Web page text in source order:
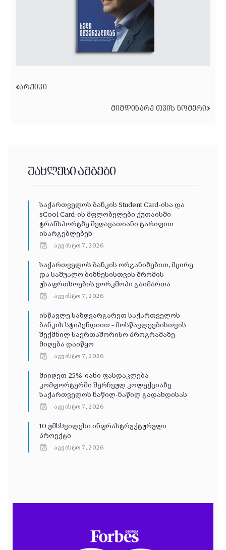
ᲐᲠᲥᲘᲕᲘ
ᲛᲘᲛᲓᲘᲜᲐᲠᲔ ᲗᲕᲘᲡ ᲜᲝᲛᲔᲠᲘ
უახლესი ამბები
საქართველოს ბანკის Student Card-ისა და
sCool Card-ის მფლობელები ქუთაისში
ტრანსპორტზე შეღავათიანი ტარიფით
ისარგებლებენ
აგვისტო 7, 2026
საქართველოს ბანკის ორგანიზებით, მცირე
და საშუალო ბიზნესისთვის შრომის
უსაფრთხოების ვორკშოპი გაიმართა
აგვისტო 7, 2026
ისწავლე საზღვარგარეთ საქართველოს
ბანკის სტიპენდიით – მოსწავლეებისთვის
შექმნილ საერთაშორისო პროგრამაზე
მიღება დაიწყო
აგვისტო 7, 2026
მიიღეთ 25%-იანი ფასდაკლება
კომფორტერში შერჩეულ კოლექციაზე
საქართველოს ნაწილ-ნაწილ გადახდისას
აგვისტო 7, 2026
10 უმსხვილესი ინფრასტრუქტურული
პროექტი
აგვისტო 7, 2026